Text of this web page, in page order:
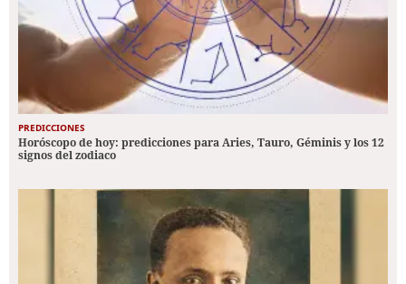
PREDICCIONES
Horóscopo de hoy: predicciones para Aries, Tauro, Géminis y los 12
signos del zodiaco